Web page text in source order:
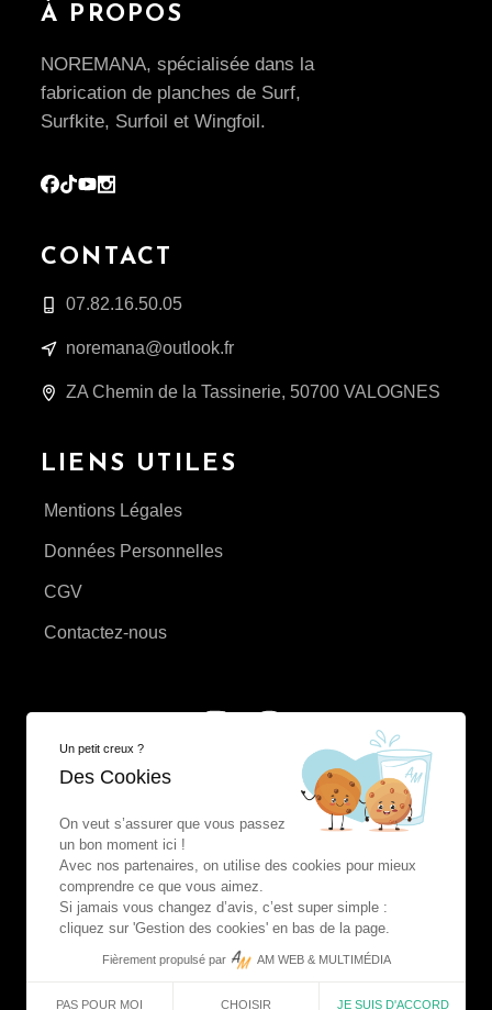
À PROPOS
NOREMANA, spécialisée dans la
fabrication de planches de Surf,
Surfkite, Surfoil et Wingfoil.
CONTACT
07.82.16.50.05
noremana@outlook.fr
ZA Chemin de la Tassinerie, 50700 VALOGNES
LIENS UTILES
Mentions Légales
Données Personnelles
CGV
Contactez-nous
2026 -NOREMANA | Réalisé par AM WEB &
Un petit creux ?
Des Cookies
On veut s’assurer que vous passez
un bon moment ici !
Avec nos partenaires, on utilise des cookies pour mieux
comprendre ce que vous aimez.
Si jamais vous changez d’avis, c’est super simple :
cliquez sur 'Gestion des cookies' en bas de la page.
Fièrement propulsé par AM WEB & MULTIMÉDIA
PAS POUR MOI CHOISIR JE SUIS D'ACCORD